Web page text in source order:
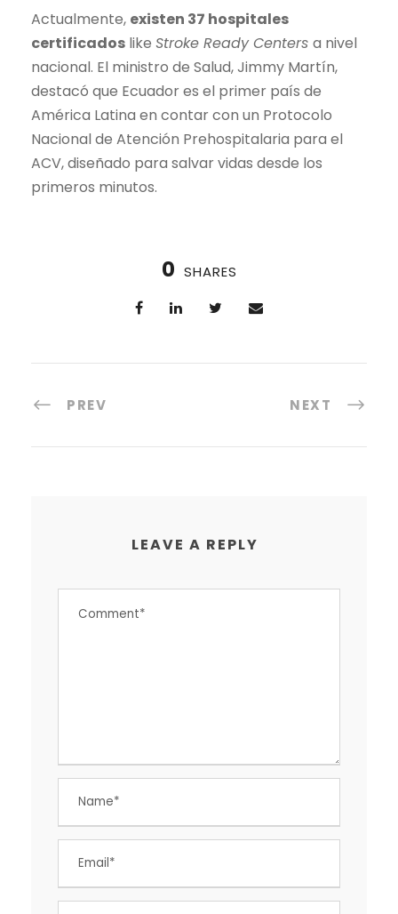
Actualmente, existen 37 hospitales
certificados like Stroke Ready Centers a nivel
nacional. El ministro de Salud, Jimmy Martín,
destacó que Ecuador es el primer país de
América Latina en contar con un Protocolo
Nacional de Atención Prehospitalaria para el
ACV, diseñado para salvar vidas desde los
primeros minutos.
0 SHARES
PREV NEXT
LEAVE A REPLY